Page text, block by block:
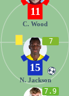
11
C. Wood
7.9
7
15
N. Jackson